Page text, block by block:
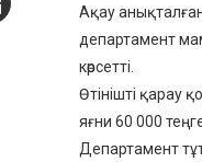
Ақау
департамент
көрсетті.
Өтінішті қарау
яғни 60 000
Департамент